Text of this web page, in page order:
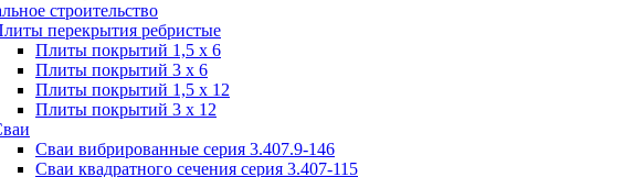
строительство
перекрытия ребристые
Плиты покрытий 1,5 x 6
Плиты покрытий 3 x 6
Плиты покрытий 1,5 x 12
Плиты покрытий 3 x 12
Сваи вибрированные серия 3.407.9-146
Сваи квадратного сечения серия 3.407-115